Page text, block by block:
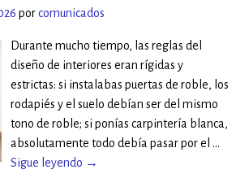
porcomunicados
Durante mucho tiempo, las reglas del
diseño de interiores eran rígidas y
estrictas: si instalabas puertas de roble, los
rodapiés y el suelo debían ser del mismo
tono de roble; si ponías carpintería blanca,
absolutamente todo debía pasar por el …
Sigue leyendo →